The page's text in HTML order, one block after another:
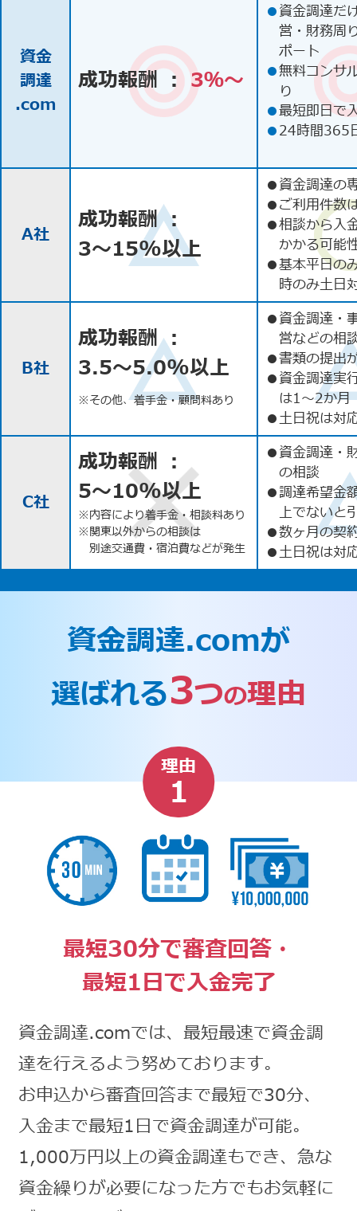
資金
調達
.com
成功報酬 ： 3％〜
●資金調達だ
営・財務周
ポート
●無料コンサ
り
●最短即日で
●24時間365
A社
成功報酬 ：
3〜15%以上
●資金調達の
●ご利用件数
●相談から入
かかる可能
●基本平日の
時のみ土日
B社
成功報酬 ：
3.5〜5.0%以上
※その他、着手金・顧問料あり
●資金調達・
営などの相
●書類の提出
●資金調達実
は1〜2か月
●土日祝は対
C社
成功報酬 ：
5〜10%以上
※内容により着手金・相談料あり
※関東以外からの相談は
別途交通費・宿泊費などが発生
●資金調達・
の相談
●調達希望金
上でないと
●数ヶ月の契
●土日祝は対
資金調達.comが
選ばれる3つの理由
理由
1
最短30分で審査回答・
最短1日で入金完了
資金調達.comでは、最短最速で資金調
達を行えるよう努めております。
お申込から審査回答まで最短で30分、
入金まで最短1日で資金調達が可能。
1,000万円以上の資金調達もでき、急な
資金繰りが必要になった方でもお気軽に